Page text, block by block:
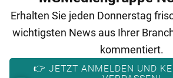
1010 Wien
+43 (1) 522 14 14
office@mgmedien.at
Kontakt
Erhalten Sie jeden Donnerstag
wichtigsten News aus Ihrer
kommentiert.
👉 JETZT ANMELDEN UND